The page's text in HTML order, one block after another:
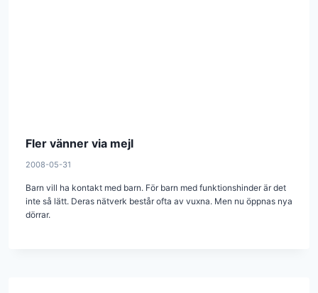
Fler vänner via mejl
2008-05-31
Barn vill ha kontakt med barn. För barn med funktionshinder är det
inte så lätt. Deras nätverk består ofta av vuxna. Men nu öppnas nya
dörrar.